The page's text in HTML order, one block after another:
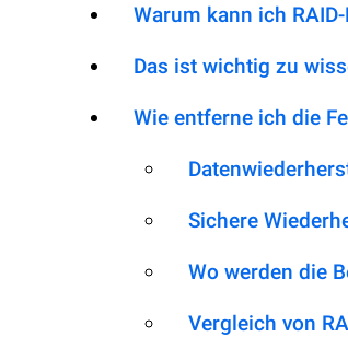
Warum kann ich
Das ist wichtig zu
Wie entferne ich die
Sichere
Wo werden die
Vergleich von